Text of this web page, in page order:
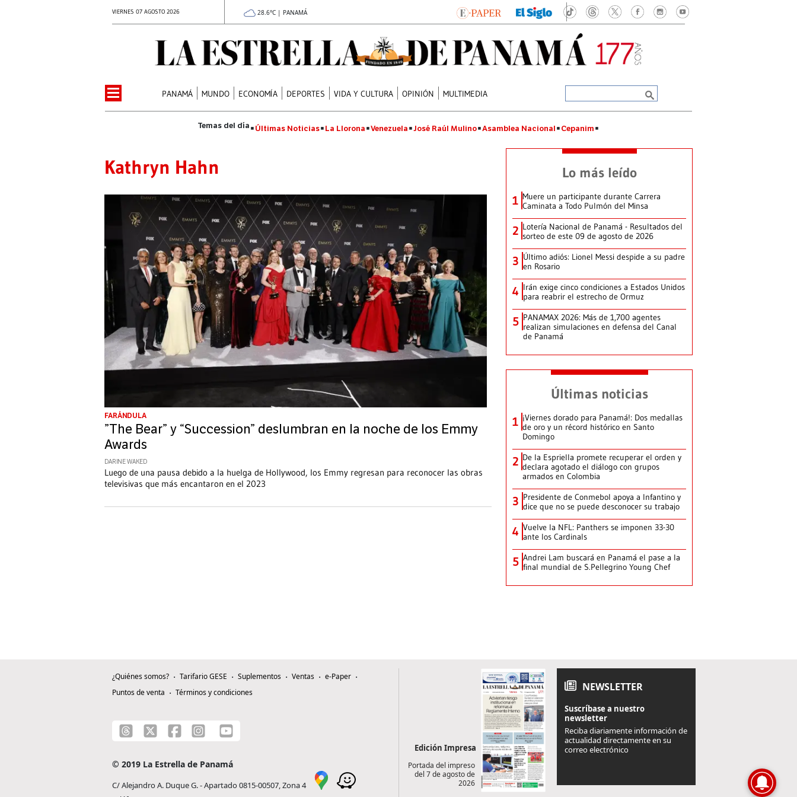
VIERNES 07 AGOSTO 2026 28.6°C | PANAMÁ
PANAMÁ MUNDO ECONOMÍA DEPORTES VIDA Y CULTURA OPINIÓN MULTIMEDIA
Últimas Noticias La Llorona Venezuela José Raúl Mulino Asamblea Nacional Cepanim
Kathryn Hahn
FARÁNDULA
”The Bear” y “Succession” deslumbran en la noche de los Emmy
Awards
DARINE WAKED
Luego de una pausa debido a la huelga de Hollywood, los Emmy regresan para reconocer las obras
televisivas que más encantaron en el 2023
Lo más leído
1 Muere un participante durante Carrera
Caminata a Todo Pulmón del Minsa
2 Lotería Nacional de Panamá - Resultados del
sorteo de este 09 de agosto de 2026
3 Último adiós: Lionel Messi despide a su padre
en Rosario
4 Irán exige cinco condiciones a Estados Unidos
para reabrir el estrecho de Ormuz
5 PANAMAX 2026: Más de 1,700 agentes
realizan simulaciones en defensa del Canal
de Panamá
Últimas noticias
1 ¡Viernes dorado para Panamá!: Dos medallas
de oro y un récord histórico en Santo
Domingo
2 De la Espriella promete recuperar el orden y
declara agotado el diálogo con grupos
armados en Colombia
3 Presidente de Conmebol apoya a Infantino y
dice que no se puede desconocer su trabajo
4 Vuelve la NFL: Panthers se imponen 33-30
ante los Cardinals
5 Andrei Lam buscará en Panamá el pase a la
final mundial de S.Pellegrino Young Chef
¿Quiénes somos? Tarifario GESE Suplementos Ventas
e-Paper
Puntos de venta
Términos y condiciones
© 2019 La Estrella de Panamá
C/ Alejandro A. Duque G. - Apartado 0815-00507, Zona 4
Edición Impresa
Portada del impreso
del 7 de agosto de
2026
NEWSLETTER
Suscríbase a nuestro
newsletter
Reciba diariamente información de
actualidad directamente en su
correo electrónico